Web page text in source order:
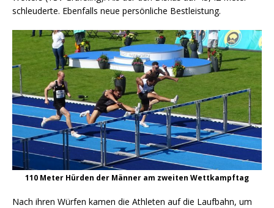
schleuderte. Ebenfalls neue persönliche Bestleistung.
110 Meter Hürden der Männer am zweiten Wettkampftag
Nach ihren Würfen kamen die Athleten auf die Laufbahn, um